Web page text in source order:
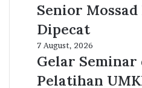
2
Pejabat
Senior
Mossad
Israel
Dipecat
Senior
Dipecat
Gelar
Seminar
Pelatihan
7 August, 2026
Gelar Seminar
Pelatihan